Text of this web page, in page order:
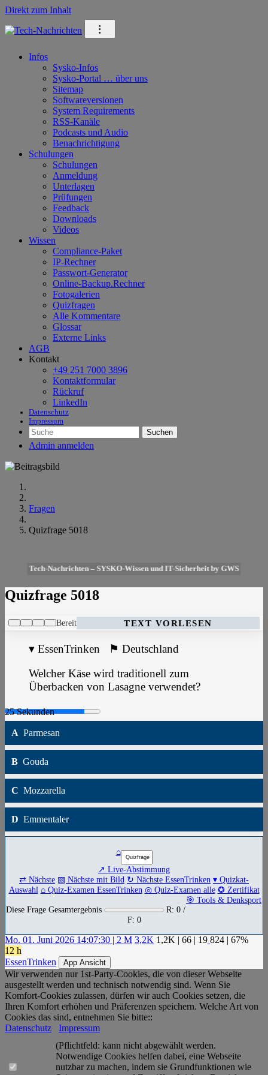
Direkt zum Inhalt
⁝
Infos
Sysko-Infos
Sysko-Portal … über uns
Sitemap
Softwareversionen
System Requirements
RSS-Kanäle
Podcasts und Audio
Benachrichtigung
Schulungen
Schulungen
Anmeldung
Unterlagen
Prüfungen
Feedback
Downloads
Videos
Wissen
Compliance-Paket
IP-Rechner
Passwort-Generator
Online-Backup.Rechner
Fotogalerien
Quizfragen
Alle Kommentare
Glossar
Externe Links
AGB
Kontakt
+49 251 7000 3896
Kontaktformular
Rückruf
LinkedIn
Datenschutz
Impressum
Suchen
Admin anmelden
Fragen
Quizfrage 5018
Tech-Nachrichten – SYSKO-Wissen und IT-Sicherheit by GWS
Quizfrage 5018
Bereit TEXT VORLESEN
▾ EssenTrinken ⚑ Deutschland
Welcher Käse wird traditionell zum
Überbacken von Lasagne verwendet?
A Parmesan
B Gouda
C Mozzarella
D Emmentaler
⌂
↗ Live-Abstimmung
⇄ Nächste ▧ Nächste mit Bild ↻ Nächste EssenTrinken ▾ Quizkat-
Auswahl ⌂ Quiz-Examen EssenTrinken ◎ Quiz-Examen alle ✪ Zertifikat
🎯 Tools & Denksport
Diese Frage Gesamtergebnis
R: 0 /
F: 0
Mo. 01. Juni 2026 14:07:30 | 2 M 3,2K 1,2K | 66 | 19 824 | 67%
12 h
EssenTrinken
App Ansicht
Wir verwenden nur 1st-Party-Cookies, die von dieser Webseite
ausgestellt werden und technisch notwendig sind. Wenn Sie
Komfort-Cookies zulassen, dürfen wir auch Cookies setzen, die
Ihren Komfort erhöhen und Präferenzen speichern. Welche Art von
Cookies das sind, entnehmen Sie bitte::
Datenschutz
Impressum
(Pflichtfeld: kann nicht abgewählt werden.
Notwendige Cookies helfen dabei, eine Webseite
nutzbar zu machen, indem sie Grundfunktionen wie